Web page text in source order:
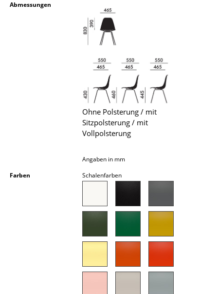
Outdoor-Leuchten
Nachttische & Bettzubehör
Figuren & Miniaturen
Abmessungen
Ohne Polsterung / mit
Sitzpolsterung / mit
Vollpolsterung
Angaben in mm
Farben
Schalenfarben